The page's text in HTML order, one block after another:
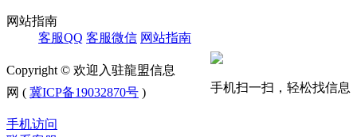
⽹站指南
客服QQ 客服微信 ⽹站指南
手机扫一扫，轻松找信息
Copyright © 欢迎入驻龍盟信息
网 ( 冀ICP备19032870号 )
手机访问